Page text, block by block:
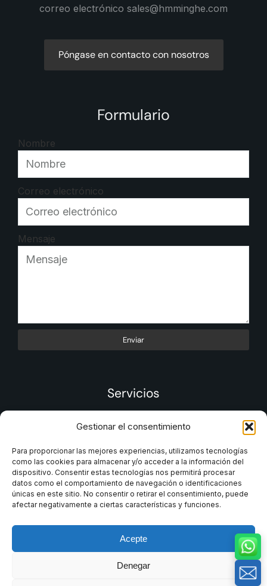
Gestionar el consentimiento
Para proporcionar las mejores experiencias, utilizamos tecnologías
como las cookies para almacenar y/o acceder a la información del
dispositivo. Consentir estas tecnologías nos permitirá procesar
datos como el comportamiento de navegación o identificaciones
únicas en este sitio. No consentir o retirar el consentimiento, puede
afectar negativamente a ciertas características y funciones.
Acepte
Denegar
correo electrónico sales@hmminghe.com
Póngase en contacto con nosotros
Formulario
Nombre
Correo electrónico
Mensaje
Enviar
Servicios
2025 MinHe Company. Todos los derechos reservados.